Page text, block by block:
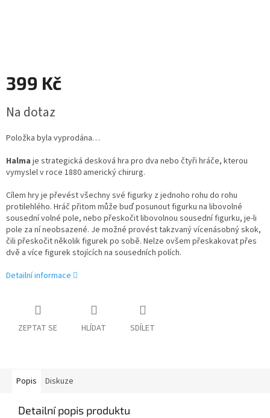
399 Kč
cena:
Na dotaz
Položka byla vyprodána…
Halma je strategická desková hra pro dva nebo čtyři hráče, kterou
vymyslel v roce 1880 americký chirurg.
Cílem hry je převést všechny své figurky z jednoho rohu do rohu
protilehlého. Hráč přitom může buď posunout figurku na libovolné
sousední volné pole, nebo přeskočit libovolnou sousední figurku, je-li
pole za ní neobsazené. Je možné provést takzvaný vícenásobný skok,
čili přeskočit několik figurek po sobě. Nelze ovšem přeskakovat přes
dvě a více figurek stojících na sousedních polích.
Detailní informace
ZEPTAT SE HLÍDAT SDÍLET
Popis Diskuze
Detailní popis produktu